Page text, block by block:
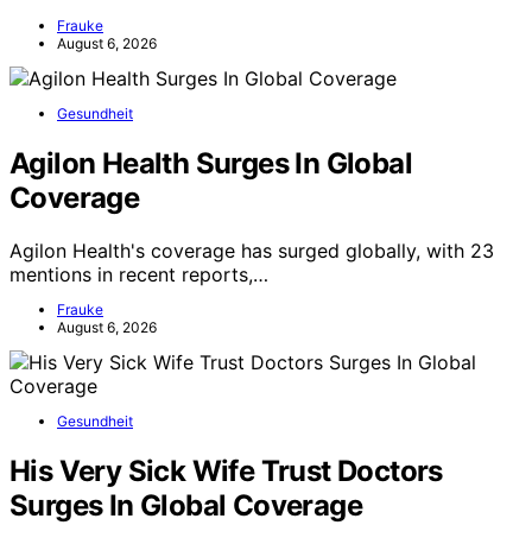
Frauke
August 6, 2026
Gesundheit
Agilon Health Surges In Global
Coverage
Agilon Health's coverage has surged globally, with 23
mentions in recent reports,…
Frauke
August 6, 2026
Gesundheit
His Very Sick Wife Trust Doctors
Surges In Global Coverage